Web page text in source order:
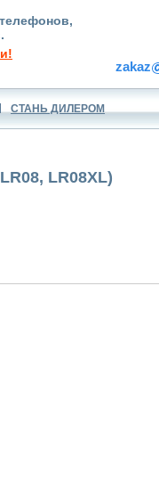
zakaz
СТАНЬ ДИЛЕРОМ
LR08XL)